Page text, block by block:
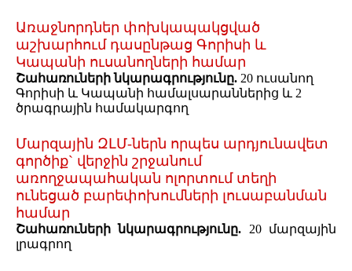
Առաջնորդներ փոխկապակցված
աշխարհում դասընթաց Գորիսի և
Կապանի ուսանողների համար
Շահառուների նկարագրությունը. 20 ուսանող
Գորիսի և Կապանի համալսարաններից և 2
ծրագրային համակարգող
Մարզային ԶԼՄ-ներն որպես արդյունավետ
գործիք` վերջին շրջանում
առողջապահական ոլորտում տեղի
ունեցած բարեփոխումների լուսաբանման
համար
Շահառուների նկարագրությունը. 20 մարզային
լրագրող